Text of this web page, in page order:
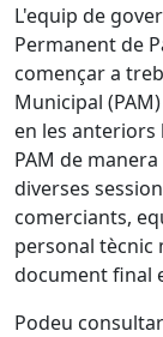
L'equip de
Permanent de
començar a
Municipal
en les
PAM de
diverses
comerciants,
personal tècnic
document final
Podeu